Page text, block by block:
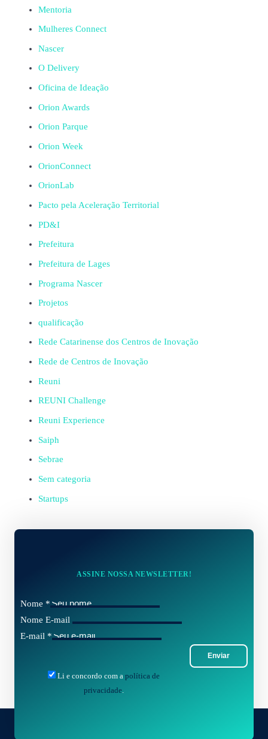
Mentoria
Mulheres Connect
Nascer
O Delivery
Oficina de Ideação
Orion Awards
Orion Parque
Orion Week
OrionConnect
OrionLab
Pacto pela Aceleração Territorial
PD&I
Prefeitura
Prefeitura de Lages
Programa Nascer
Projetos
qualificação
Rede Catarinense dos Centros de Inovação
Rede de Centros de Inovação
Reuni
REUNI Challenge
Reuni Experience
Saiph
Sebrae
Sem categoria
Startups
ASSINE NOSSA NEWSLETTER!
Nome *
Nome E-mail
E-mail *
Enviar
Li e concordo com a política de
privacidade.